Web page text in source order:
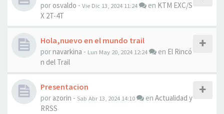
por osvaldo - Vie Dic 13, 2024 11:24 en KTM EXC/S
X 2T-4T
Hola,nuevo en el mundo trail
pornavarkina - Lun May 20, 2024 12:24 en El Rincó
n del Trail
Presentacion
por azorin - Sab Abr 13, 2024 14:10 en Actualidad y
RRSS